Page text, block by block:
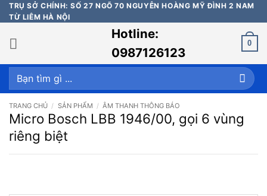
Bỏ
qua
nội
dung
TRỤ SỞ CHÍNH: SỐ 27 NGÕ 70 NGUYỄN HOÀNG MỸ ĐÌNH 2 NAM
TỪ LIÊM HÀ NỘI
Hotline:
0987126123
0
Tìm
kiếm:
TRANG CHỦ / SẢN PHẨM / ÂM THANH THÔNG BÁO
Micro Bosch LBB 1946/00, gọi 6 vùng
riêng biệt